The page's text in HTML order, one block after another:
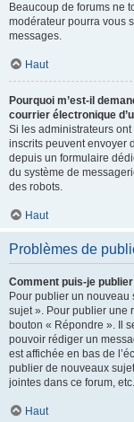
Beaucoup de forums ne
modérateur pourra vous
messages.
Haut
Pourquoi m’est-il
courrier électronique
Si les administrateurs
inscrits peuvent envoyer
depuis un formulaire
du système de
des robots.
Haut
Problèmes de
Comment puis-je
Pour publier un nouveau
sujet ». Pour publier une
bouton « Répondre ». Il
pouvoir rédiger un
est affichée en bas de
publier de nouveaux
jointes dans ce forum, etc.
Haut